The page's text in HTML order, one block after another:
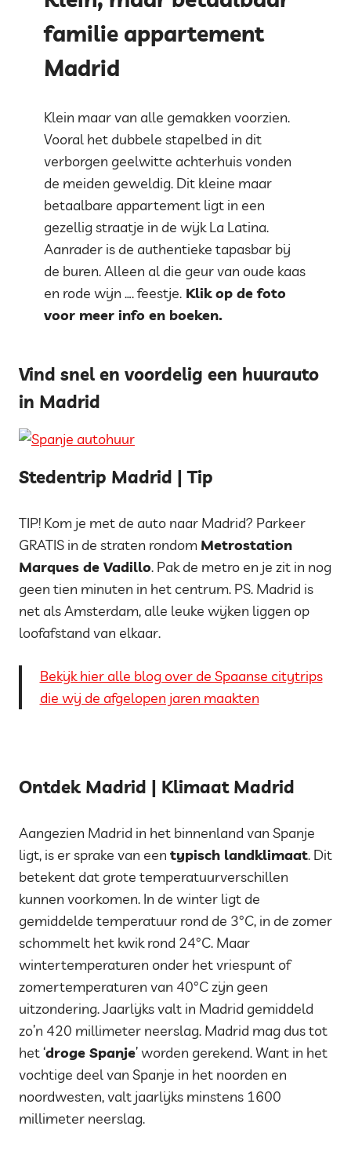
familie appartement
Madrid
Klein maar van alle gemakken voorzien.
Vooral het dubbele stapelbed in dit
verborgen geelwitte achterhuis vonden
de meiden geweldig. Dit kleine maar
betaalbare appartement ligt in een
gezellig straatje in de wijk La Latina.
Aanrader is de authentieke tapasbar bij
de buren. Alleen al die geur van oude kaas
en rode wijn …. feestje. Klik op de foto
voor meer info en boeken.
Vind snel en voordelig een huurauto
in Madrid
Stedentrip Madrid | Tip
TIP! Kom je met de auto naar Madrid? Parkeer
GRATIS in de straten rondom Metrostation
Marques de Vadillo. Pak de metro en je zit in nog
geen tien minuten in het centrum. PS. Madrid is
net als Amsterdam, alle leuke wijken liggen op
loofafstand van elkaar.
Bekijk hier alle blog over de Spaanse citytrips
die wij de afgelopen jaren maakten
Ontdek Madrid | Klimaat Madrid
Aangezien Madrid in het binnenland van Spanje
ligt, is er sprake van een typisch landklimaat. Dit
betekent dat grote temperatuurverschillen
kunnen voorkomen. In de winter ligt de
gemiddelde temperatuur rond de 3°C, in de zomer
schommelt het kwik rond 24°C. Maar
wintertemperaturen onder het vriespunt of
zomertemperaturen van 40°C zijn geen
uitzondering. Jaarlijks valt in Madrid gemiddeld
zo’n 420 millimeter neerslag. Madrid mag dus tot
het ‘droge Spanje’ worden gerekend. Want in het
vochtige deel van Spanje in het noorden en
noordwesten, valt jaarlijks minstens 1600
millimeter neerslag.